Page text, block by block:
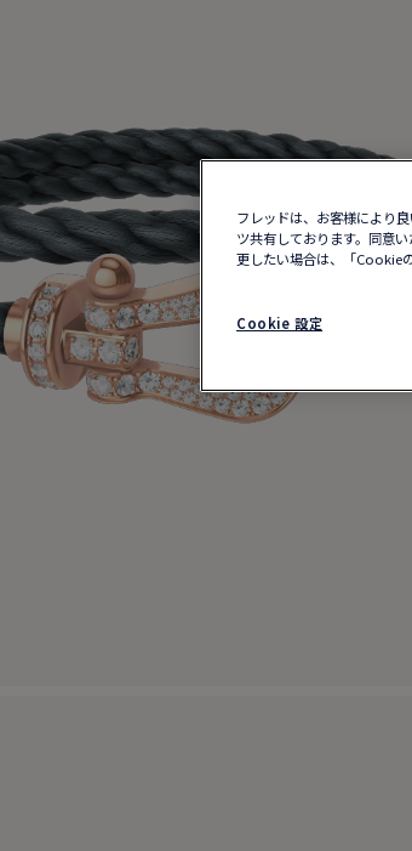
フレッドは、お客様により
ツ共有しております。同意
更したい場合は、「Cookie
Cookie 設定